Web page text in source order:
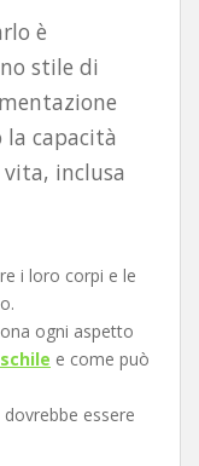
è
stile di
capacità
inclusa
i loro corpi e le
ogni aspetto
e come può
essere